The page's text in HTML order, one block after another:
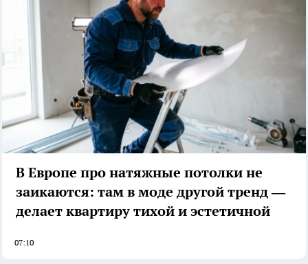
В Европе про натяжные потолки не
заикаются: там в моде другой тренд —
делает квартиру тихой и эстетичной
07:10